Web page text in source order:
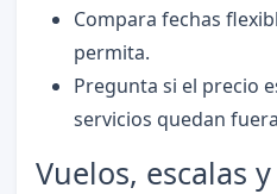
Compara fechas
permita.
Pregunta si el precio
servicios quedan
Vuelos, escalas